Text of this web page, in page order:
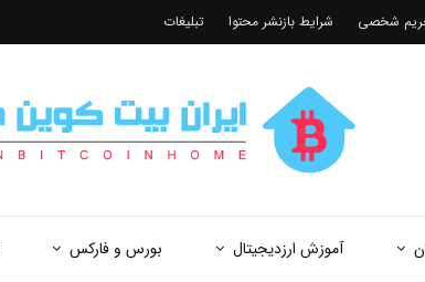
آموزش ارزدیجیتال بورس و فارکس
شخصی شرایط بازنشر محتوا تبلیغات